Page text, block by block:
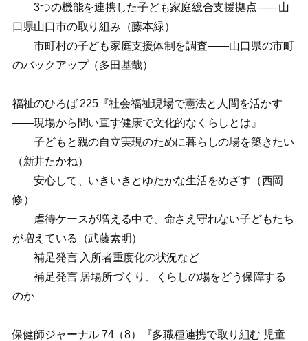
3つの機能を連携した子ども家庭総合支援拠点——山
口県山口市の取り組み（藤本緑）
市町村の子ども家庭支援体制を調査——山口県の市町
のバックアップ（多田基哉）
福祉のひろば 225『社会福祉現場で憲法と人間を活かす
——現場から問い直す健康で文化的なくらしとは』
子どもと親の自立実現のために暮らしの場を築きたい
（新井たかね）
安心して、いきいきとゆたかな生活をめざす（西岡
修）
虐待ケースが増える中で、命さえ守れない子どもたち
が増えている（武藤素明）
補足発言 入所者重度化の状況など
補足発言 居場所づくり、くらしの場をどう保障する
のか
保健師ジャーナル 74（8）『多職種連携で取り組む 児童